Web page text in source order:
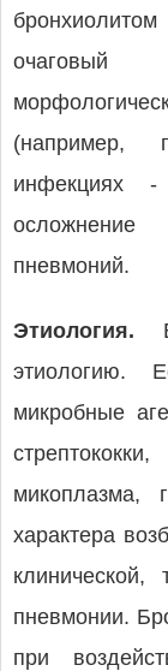
(например,
инфекциях
осложнение
пневмоний.
Этиология.
этиологию.
микробные
характера
пневмонии.
при